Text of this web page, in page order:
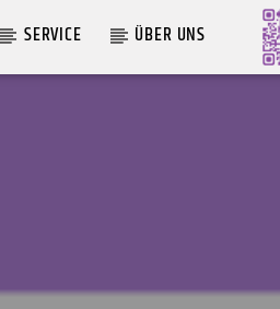
SERVICE ÜBER UNS